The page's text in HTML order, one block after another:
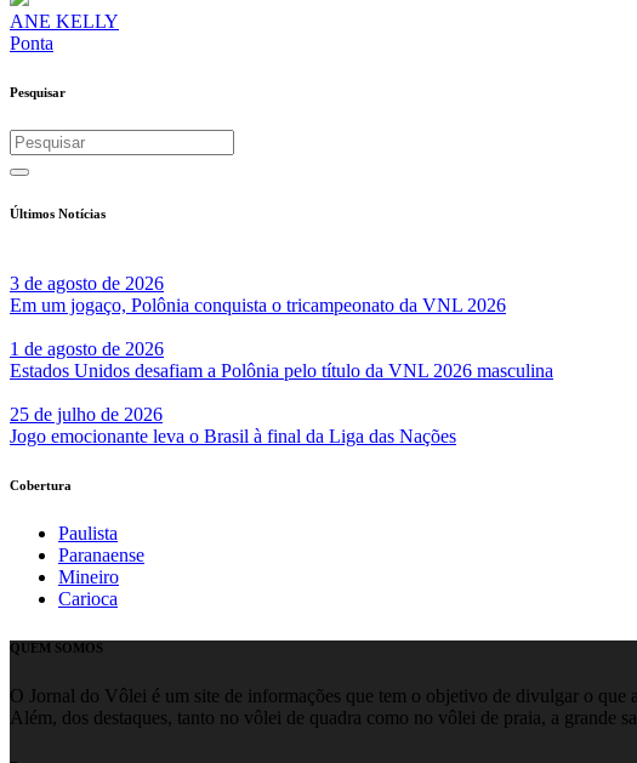
ANE KELLY
Ponta
Pesquisar
Últimos Notícias
3 de agosto de 2026
Em um jogaço, Polônia conquista o tricampeonato da VNL 2026
1 de agosto de 2026
Estados Unidos desafiam a Polônia pelo título da VNL 2026 masculina
25 de julho de 2026
Jogo emocionante leva o Brasil à final da Liga das Nações
Cobertura
Paulista
Paranaense
Mineiro
Carioca
QUEM SOMOS
O Jornal do Vôlei é um site de informações que tem o objetivo de divulgar o que
Além, dos destaques, tanto no vôlei de quadra como no vôlei de praia, a grande